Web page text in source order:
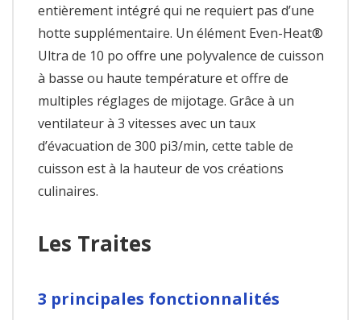
entièrement intégré qui ne requiert pas d’une
hotte supplémentaire. Un élément Even-Heat®
Ultra de 10 po offre une polyvalence de cuisson
à basse ou haute température et offre de
multiples réglages de mijotage. Grâce à un
ventilateur à 3 vitesses avec un taux
d’évacuation de 300 pi3/min, cette table de
cuisson est à la hauteur de vos créations
culinaires.
Les Traites
3 principales fonctionnalités